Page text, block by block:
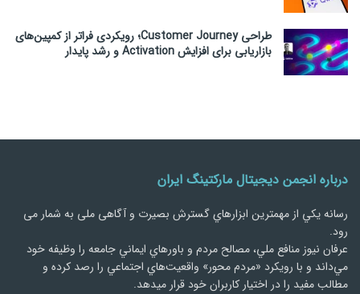
طراحی Customer Journey؛ رویکردی فراتر از کمپین‌های
بازاریابی برای افزایش Activation و رشد پایدار
درباره انجمن دیجیتال مارکتینگ ایران
رسانه يكي از مهمترین ابزارهاي گسترش بصیرت و آگاهی ملی به شمار می
رود.
عرفان نیوز منافع ملي، مصالح مردم و باورهاي ايماني جامعه را وظيفه خود
مي‌داند و با رويكرد «مردم‌ محور» واقعيت‌هاي اجتماعي را رصد کرده و
مطالب مفید را در اختیار کاربران خود قرار میدهد.